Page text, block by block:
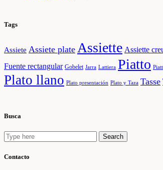
Tags
Assiete Assiete plate Assiette Assiette
Fuente rectangular Gobelet Jarra Lattiera Piatto
Plato llano Plato presentación Plato y Taza Tasse
Busca
Search
for:
Search
Contacto